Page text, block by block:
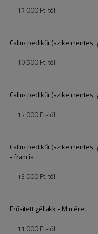
17 000 Ft-tól
Callux pedikűr (szike
10 500 Ft-tól
Callux pedikűr (szike
17 000 Ft-tól
Callux pedikűr (szike
- francia
19 000 Ft-tól
Erősített géllakk - M méret
11 000 Ft-tól